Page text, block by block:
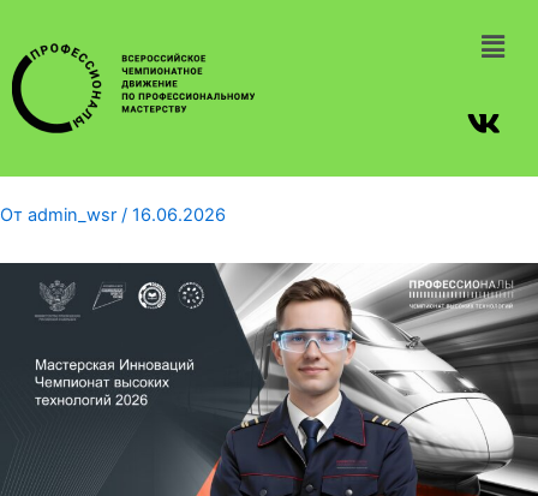
От admin_wsr / 16.06.2026